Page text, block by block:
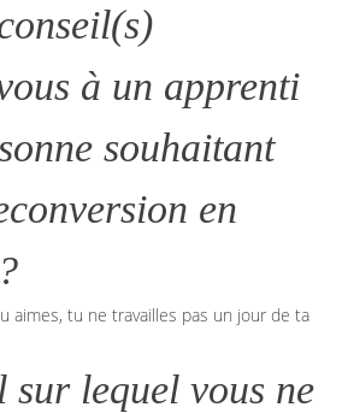
à un apprenti
souhaitant
en
?
aimes, tu ne travailles pas un jour de ta
sur lequel vous ne